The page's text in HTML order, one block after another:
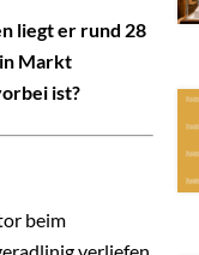
liegt er rund 28
Markt
ist?
beim